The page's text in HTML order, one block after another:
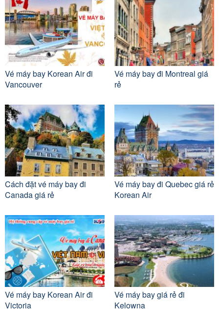
Vé máy bay Korean Air đi
Vancouver
Vé máy bay đi Montreal giá
rẻ
Cách đặt vé máy bay đi
Canada giá rẻ
Vé máy bay đi Quebec giá rẻ
Korean Air
Vé máy bay Korean Air đi
Victoria
Vé máy bay giá rẻ đi
Kelowna